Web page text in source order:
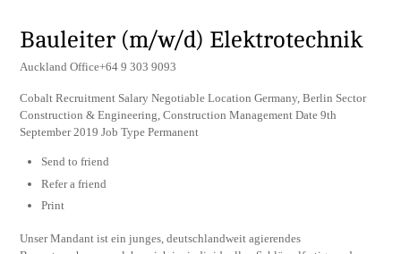
Bauleiter (m/w/d) Elektrotechnik
Auckland Office+64 9 303 9093
Cobalt Recruitment Salary Negotiable Location Germany, Berlin Sector
Construction & Engineering, Construction Management Date 9th
September 2019 Job Type Permanent
Send to friend
Refer a friend
Print
Unser Mandant ist ein junges, deutschlandweit agierendes